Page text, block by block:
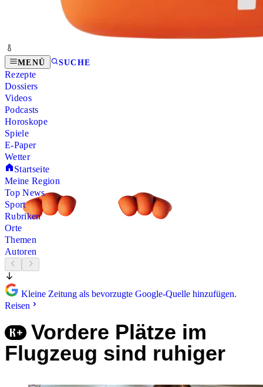
MENÜ SUCHE
Rezepte
Dossiers
Videos
Podcasts
Horoskope
Spiele
E-Paper
Wetter
Startseite
Meine Region
Top News
Sport
Rubriken
Orte
Themen
Autoren
Kleine Zeitung als bevorzugte Google-Quelle hinzufügen.
Reisen
Vordere Plätze im
Flugzeug sind ruhiger